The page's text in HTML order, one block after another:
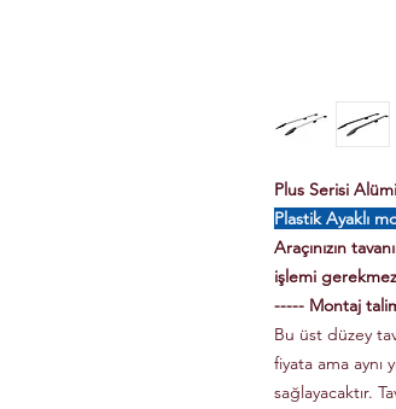
Plus Serisi
Plastik Ayaklı
Araçınızın
işlemi
----- Montaj
Bu üst düzey
fiyata ama
sağlayacaktır.